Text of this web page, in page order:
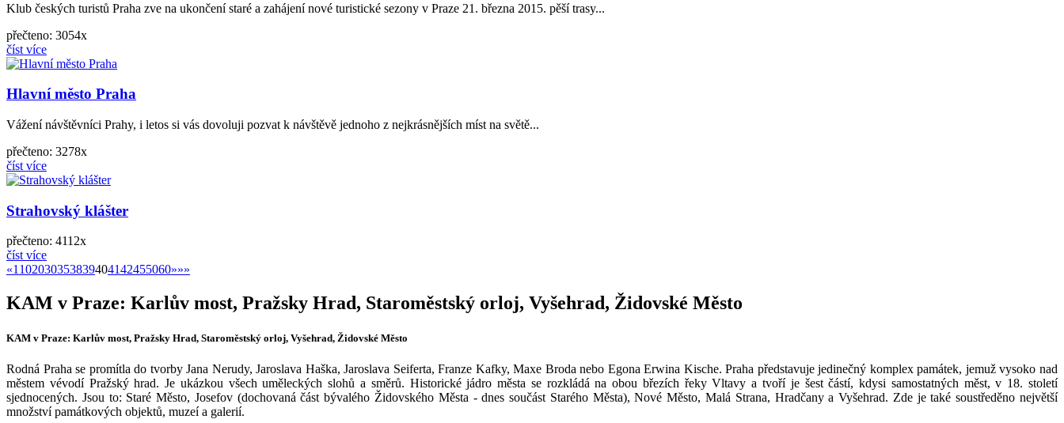
Klub českých turistů Praha zve na ukončení staré a zahájení nové turistické sezony v Praze 21. března 2015. pěší trasy...
přečteno: 3054x
číst více
Hlavní město Praha
Vážení návštěvníci Prahy, i letos si vás dovoluji pozvat k návštěvě jednoho z nejkrásnějších míst na světě...
přečteno: 3278x
číst více
Strahovský klášter
přečteno: 4112x
číst více
««1102030353839404142455060»»
»»
KAM v Praze: Karlův most, Pražsky Hrad, Staroměstský orloj, Vyšehrad, Židovské Město
KAM v Praze: Karlův most, Pražsky Hrad, Staroměstský orloj, Vyšehrad, Židovské Město
Rodná Praha se promítla do tvorby Jana Nerudy, Jaroslava Haška, Jaroslava Seiferta, Franze Kafky, Maxe Broda nebo Egona Erwina Kische. Praha představuje jedinečný komplex památek, jemuž vysoko nad
městem vévodí Pražský hrad. Je ukázkou všech uměleckých slohů a směrů. Historické jádro města se rozkládá na obou březích řeky Vltavy a tvoří je šest částí, kdysi samostatných měst, v 18. století
sjednocených. Jsou to: Staré Město, Josefov (dochovaná část bývalého Židovského Města - dnes součást Starého Města), Nové Město, Malá Strana, Hradčany a Vyšehrad. Zde je také soustředěno největší
množství památkových objektů, muzeí a galerií.